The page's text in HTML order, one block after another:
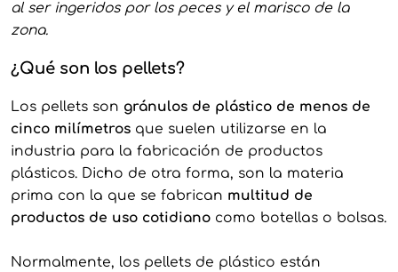
al ser ingeridos por los peces y el marisco de la
zona.
¿Qué son los pellets?
Los pellets son gránulos de plástico de menos de
cinco milímetrosque suelen utilizarse en la
industria para la fabricación de productos
plásticos. Dicho de otra forma, son la materia
prima con la que se fabrican multitud de
productos de uso cotidianocomo botellas o bolsas.
Normalmente, los pellets de plástico están